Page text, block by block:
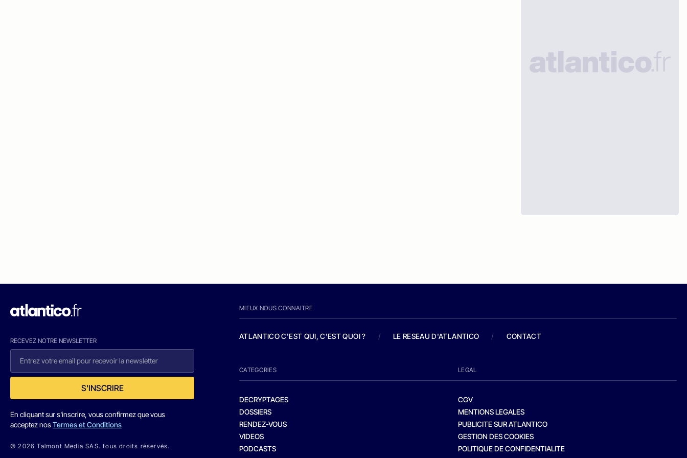
RECEVEZ NOTRE NEWSLETTER
S'INSCRIRE
En cliquant sur s'inscrire, vous confirmez que vous
acceptez nosTermes et Conditions
© 2026 Talmont Media SAS. tous droits réservés.
MIEUX NOUS CONNAITRE
ATLANTICO C'EST QUI, C'EST QUOI ? / LE RESEAU D'ATLANTICO / CONTACT
CATEGORIES
DECRYPTAGES
DOSSIERS
RENDEZ-VOUS
VIDEOS
PODCASTS
LEGAL
CGV
MENTIONS LEGALES
PUBLICITE SUR ATLANTICO
GESTION DES COOKIES
POLITIQUE DE CONFIDENTIALITE